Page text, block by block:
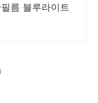
름 블루라이트